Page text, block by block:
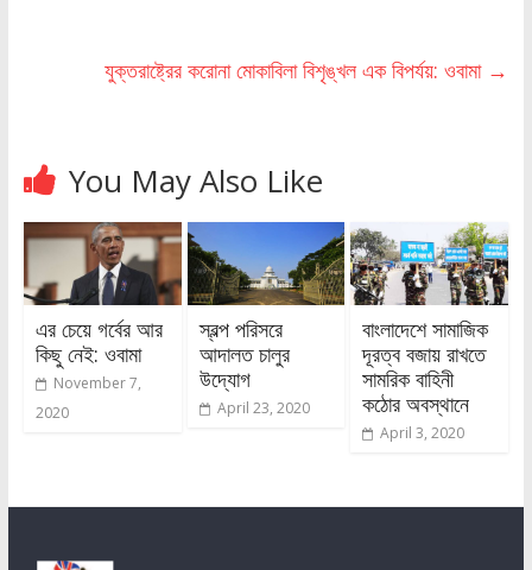
যুক্তরাষ্ট্রের করোনা মোকাবিলা বিশৃঙ্খল এক বিপর্যয়: ওবামা →
You May Also Like
এর চেয়ে গর্বের আর
কিছু নেই: ওবামা
November 7,
2020
স্বল্প পরিসরে
আদালত চালুর
উদ্যোগ
April 23, 2020
বাংলাদেশে সামাজিক
দূরত্ব বজায় রাখতে
সামরিক বাহিনী
কঠোর অবস্থানে
April 3, 2020